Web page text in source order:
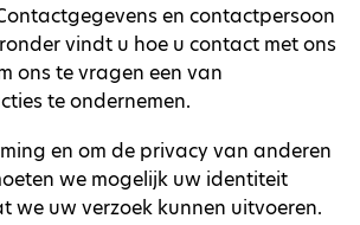
en contactpersoon
vindt u hoe u contact met ons
ons te vragen een van
te ondernemen.
en om de privacy van anderen
we mogelijk uw identiteit
we uw verzoek kunnen uitvoeren.